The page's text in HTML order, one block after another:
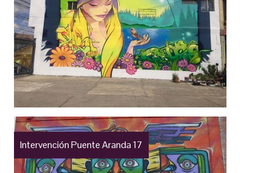
Intervención Puente Aranda 17